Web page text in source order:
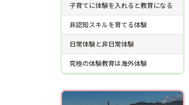
子育てに体験を入れると教育になる
非認知スキルを育てる体験
日常体験と非日常体験
究極の体験教育は海外体験